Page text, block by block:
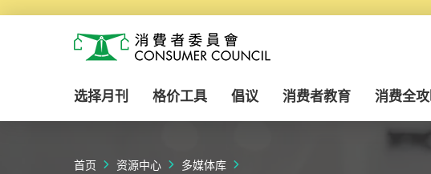
消费者委员会
选择月刊 格价工具 倡议 消费者教育 消费全
首页 资源中心 多媒体库